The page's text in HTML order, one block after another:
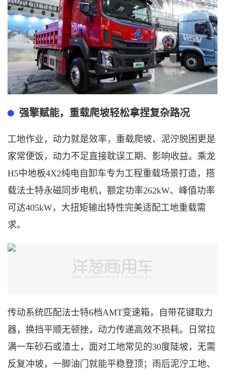
强擎赋能，重载爬坡轻松拿捏复杂路况
工地作业，动力就是效率，重载爬坡、泥泞脱困更是
家常便饭，动力不足直接耽误工期、影响收益。乘龙
H5中地板4X2纯电自卸车专为工程重载场景打造，搭
载法士特永磁同步电机，额定功率262kW、峰值功率
可达405kW，大扭矩输出特性完美适配工地重载需
求。
传动系统匹配法士特6档AMT变速箱，自带花键取力
器，换挡平顺无顿挫，动力传递高效不损耗。日常拉
满一车砂石或渣土，面对工地常见的30度陡坡，无需
反复冲坡，一脚油门就能平稳登顶；雨后泥泞工地、